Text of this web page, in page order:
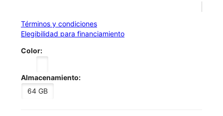
Términos y condiciones
Elegibilidad para financiamiento
Color:
Almacenamiento:
64 GB